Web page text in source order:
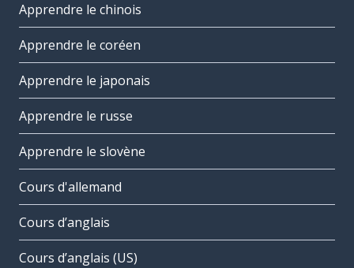
Apprendre le chinois
Apprendre le coréen
Apprendre le japonais
Apprendre le russe
Apprendre le slovène
Cours d'allemand
Cours d’anglais
Cours d’anglais (US)